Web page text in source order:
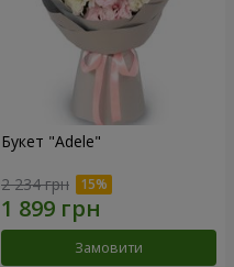
Букет "Adele"
2 234 грн
Замовити